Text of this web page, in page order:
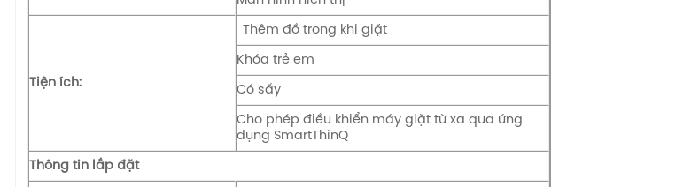
Tiện ích:
Thêm đồ trong khi giặt
Khóa trẻ em
Có sấy
Cho phép điều khiển máy giặt từ xa qua ứng
dụng SmartThinQ
Thông tin lắp đặt